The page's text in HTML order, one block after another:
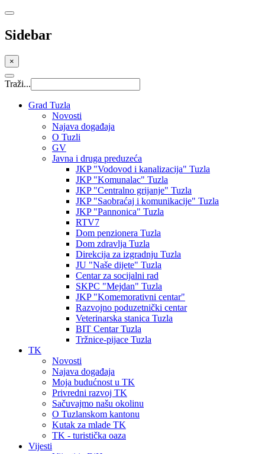
Sidebar
×
Traži...
Grad Tuzla
Novosti
Najava događaja
O Tuzli
GV
Javna i druga preduzeća
JKP "Vodovod i kanalizacija" Tuzla
JKP "Komunalac" Tuzla
JKP "Centralno grijanje" Tuzla
JKP "Saobraćaj i komunikacije" Tuzla
JKP "Pannonica" Tuzla
RTV7
Dom penzionera Tuzla
Dom zdravlja Tuzla
Direkcija za izgradnju Tuzla
JU "Naše dijete" Tuzla
Centar za socijalni rad
SKPC "Mejdan" Tuzla
JKP "Komemorativni centar"
Razvojno poduzetnički centar
Veterinarska stanica Tuzla
BIT Centar Tuzla
Tržnice-pijace Tuzla
TK
Novosti
Najava događaja
Moja budućnost u TK
Privredni razvoj TK
Sačuvajmo našu okolinu
O Tuzlanskom kantonu
Kutak za mlade TK
TK - turistička oaza
Vijesti